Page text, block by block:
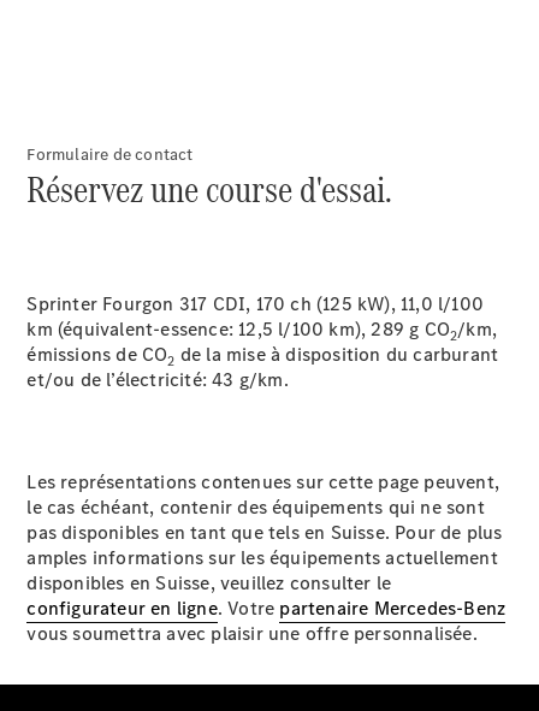
leasing
d’essai
Recherche
de
distributeur
Leasing
Clients
commerciaux
Options
numériques
Van
Formulaire de contact
Réservez une course d'essai.
Sprinter Fourgon 317 CDI, 170 ch (125 kW), 11,0 l/100
km (équivalent-essence: 12,5 l/100 km), 289 g CO2/km,
émissions de CO2 de la mise à disposition du carburant
et/ou de l’électricité: 43 g/km.
Les représentations contenues sur cette page peuvent,
le cas échéant, contenir des équipements qui ne sont
pas disponibles en tant que tels en Suisse. Pour de plus
amples informations sur les équipements actuellement
disponibles en Suisse, veuillez consulter le
configurateur en ligne. Votre partenaire Mercedes-Benz
vous soumettra avec plaisir une offre personnalisée.